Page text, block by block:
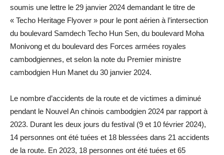
soumis une lettre le 29 janvier 2024 demandant le titre de
« Techo Heritage Flyover » pour le pont aérien à l’intersection
du boulevard Samdech Techo Hun Sen, du boulevard Moha
Monivong et du boulevard des Forces armées royales
cambodgiennes, et selon la note du Premier ministre
cambodgien Hun Manet du 30 janvier 2024.
Le nombre d’accidents de la route et de victimes a diminué
pendant le Nouvel An chinois cambodgien 2024 par rapport à
2023. Durant les deux jours du festival (9 et 10 février 2024),
14 personnes ont été tuées et 18 blessées dans 21 accidents
de la route. En 2023, 18 personnes ont été tuées et 65